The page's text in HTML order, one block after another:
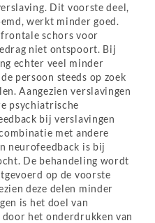
Dit voorste deel,
werkt minder goed.
schors voor
niet ontspoort. Bij
echter veel minder
persoon steeds op zoek
Aangezien verslavingen
psychiatrische
bij verslavingen
met andere
neurofeedback is bij
De behandeling wordt
op de voorste
deze delen minder
is het doel van
het onderdrukken van